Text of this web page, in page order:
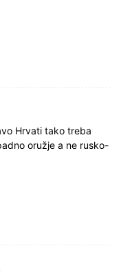
Hrvati tako treba
oružje a ne rusko-